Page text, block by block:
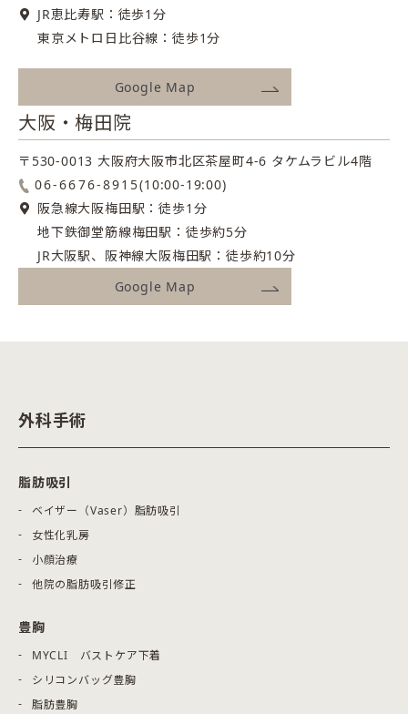
JR恵比寿駅：徒歩1分
東京メトロ日比谷線：徒歩1分
Google Map
大阪・梅田院
〒530-0013 大阪府大阪市北区茶屋町4-6 タケムラビル4階
06-6676-8915(10:00-19:00)
阪急線大阪梅田駅：徒歩1分
地下鉄御堂筋線梅田駅：徒歩約5分
JR大阪駅、阪神線大阪梅田駅：徒歩約10分
Google Map
外科手術
脂肪吸引
ベイザー（Vaser）脂肪吸引
女性化乳房
小顔治療
他院の脂肪吸引修正
豊胸
MYCLI バストケア下着
シリコンバッグ豊胸
脂肪豊胸